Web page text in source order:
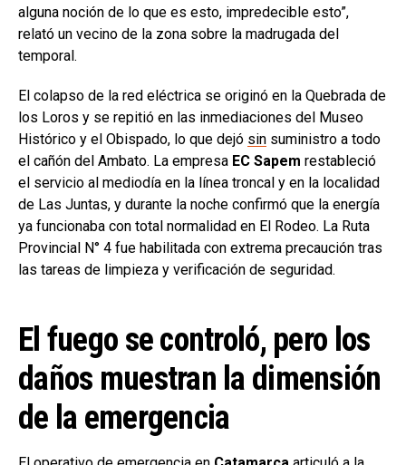
alguna noción de lo que es esto, impredecible esto”,
relató un vecino de la zona sobre la madrugada del
temporal.
El colapso de la red eléctrica se originó en la Quebrada de
los Loros y se repitió en las inmediaciones del Museo
Histórico y el Obispado, lo que dejó sin suministro a todo
el cañón del Ambato. La empresa EC Sapem restableció
el servicio al mediodía en la línea troncal y en la localidad
de Las Juntas, y durante la noche confirmó que la energía
ya funcionaba con total normalidad en El Rodeo. La Ruta
Provincial N° 4 fue habilitada con extrema precaución tras
las tareas de limpieza y verificación de seguridad.
El fuego se controló, pero los
daños muestran la dimensión
de la emergencia